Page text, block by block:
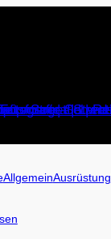
AllgemeinAusrüstung